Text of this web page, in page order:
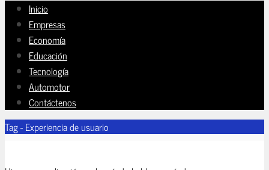
Inicio
Empresas
Economía
Educación
Tecnología
Automotor
Contáctenos
Tag - Experiencia de usuario